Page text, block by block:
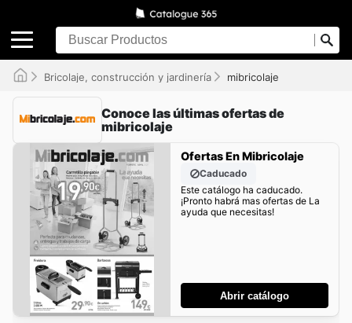
Bricolaje, construcción y jardinería mibricolaje
Conoce las últimas ofertas de
mibricolaje
Ofertas En Mibricolaje
Caducado
Este catálogo ha caducado.
¡Pronto habrá mas ofertas de La
ayuda que necesitas!
Abrir catálogo